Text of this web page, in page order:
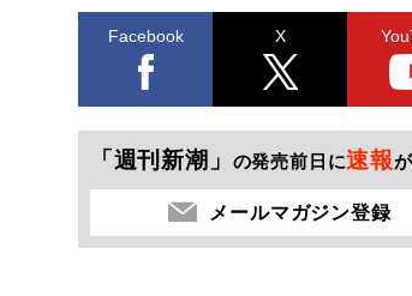
Facebook X
「週刊新潮」 の発売前日に速報
メールマガジン登録